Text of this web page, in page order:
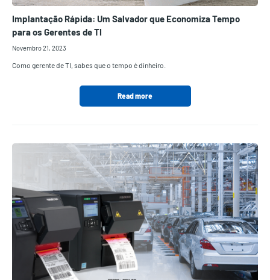
Implantação Rápida: Um Salvador que Economiza Tempo
para os Gerentes de TI
Novembro 21, 2023
Como gerente de TI, sabes que o tempo é dinheiro.
Read more